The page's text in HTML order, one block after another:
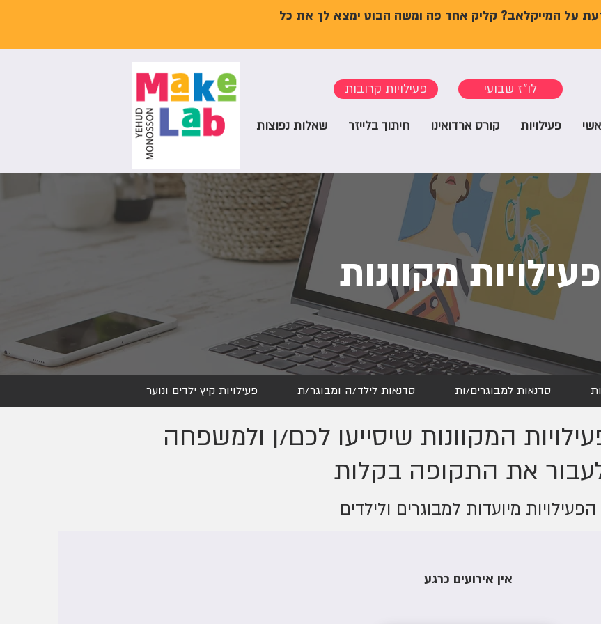
על המייקלאב? קליק אחד פה ומשה הבוט ימצא לך את כל
פעילויות קרובות לו"ז שבועי
פעילויות קורס ארדואינו חיתוך בלייזר שאלות נפוצות
פעילויות מקוונות
סדנאות למבוגרים/ות סדנאות לילד/ה ומבוגר/ת פעילויות קיץ ילדים ונוער
המקוונות שיסייעו לכם/ן ולמשפחה
את התקופה בקלות
הפעילויות מיועדות למבוגרים ולילדים
אין אירועים כרגע